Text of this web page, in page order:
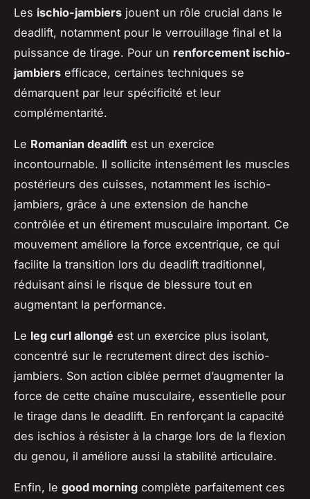
Les ischio-jambiers jouent un rôle crucial dans le
deadlift, notamment pour le verrouillage final et la
puissance de tirage. Pour un renforcement ischio-
jambiers efficace, certaines techniques se
démarquent par leur spécificité et leur
complémentarité.
Le Romanian deadlift est un exercice
incontournable. Il sollicite intensément les muscles
postérieurs des cuisses, notamment les ischio-
jambiers, grâce à une extension de hanche
contrôlée et un étirement musculaire important. Ce
mouvement améliore la force excentrique, ce qui
facilite la transition lors du deadlift traditionnel,
réduisant ainsi le risque de blessure tout en
augmentant la performance.
Le leg curl allongé est un exercice plus isolant,
concentré sur le recrutement direct des ischio-
jambiers. Son action ciblée permet d’augmenter la
force de cette chaîne musculaire, essentielle pour
le tirage dans le deadlift. En renforçant la capacité
des ischios à résister à la charge lors de la flexion
du genou, il améliore aussi la stabilité articulaire.
Enfin, le good morning complète parfaitement ces